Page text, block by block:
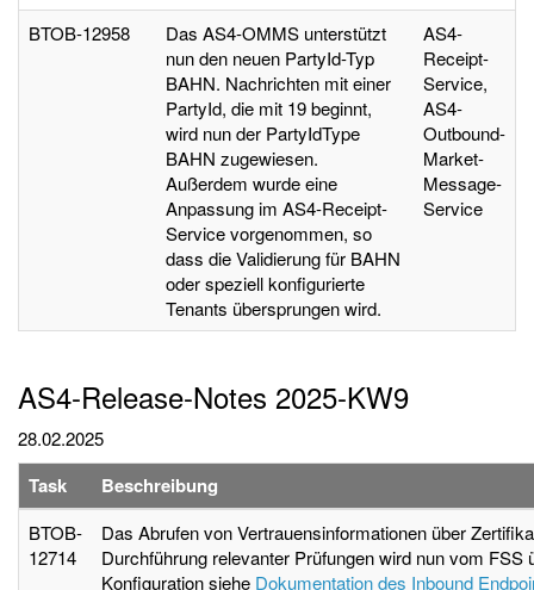
BTOB-12958
Das AS4-OMMS unterstützt
nun den neuen PartyId-Typ
BAHN. Nachrichten mit einer
PartyId, die mit 19 beginnt,
wird nun der PartyIdType
BAHN zugewiesen.
Außerdem wurde eine
Anpassung im AS4-Receipt-
Service vorgenommen, so
dass die Validierung für BAHN
oder speziell konfigurierte
Tenants übersprungen wird.
AS4-
Receipt-
Service,
AS4-
Outbound-
Market-
Message-
Service
AS4-Release-Notes 2025-KW9
28.02.2025
Task Beschreibung
BTOB-
12714
Das Abrufen von Vertrauensinformationen über
Durchführung relevanter Prüfungen wird nun vom FSS
Konfiguration siehe Dokumentation des Inbound